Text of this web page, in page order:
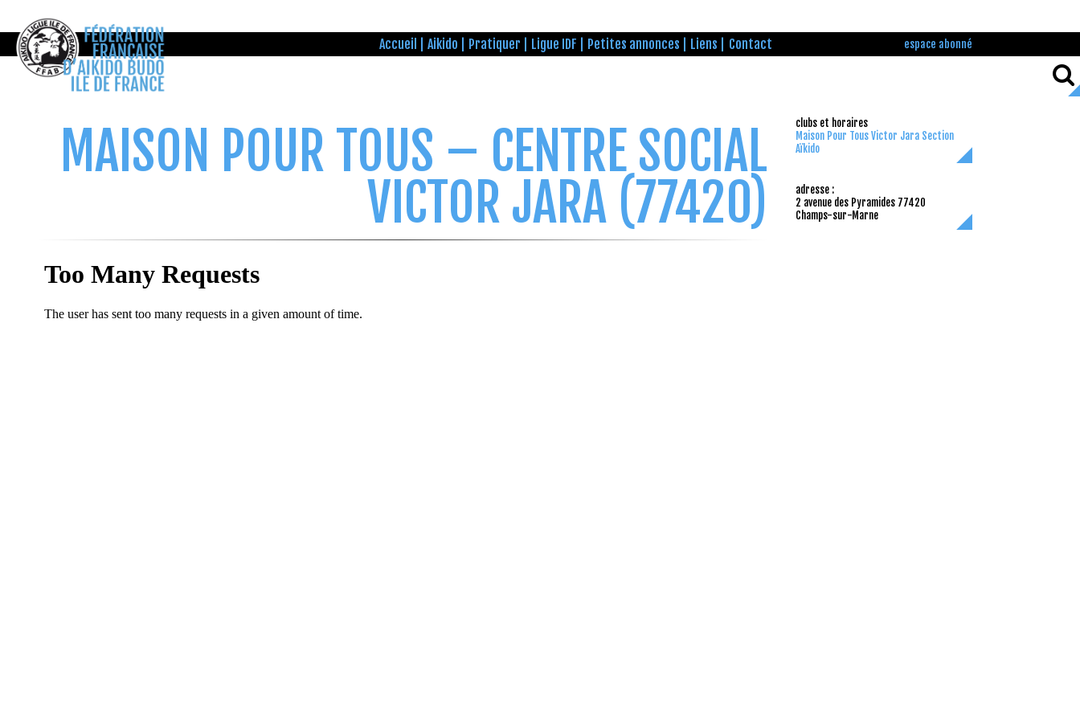
Accueil Aikido Pratiquer Ligue IDF Petites annonces Liens Contact espace abonné
clubs et horaires
Maison Pour Tous Victor Jara Section
Aïkido
adresse :
2 avenue des Pyramides 77420
Champs-sur-Marne
MAISON POUR TOUS – CENTRE SOCIAL
VICTOR JARA (77420)